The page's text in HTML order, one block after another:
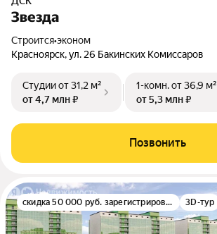
Звезда
Строится•эконом
Красноярск, ул. 26 Бакинских Комиссаров
Студииот 31,2 м²
от 4,7 млн ₽
1-комн.от 36,9 м²
от 5,3 млн ₽
Позвонить
скидка 50 000 руб. зарегистрированным 3D-тур